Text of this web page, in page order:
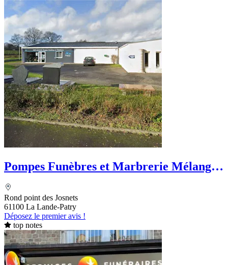
Pompes Funèbres et Marbrerie Mélanger
Rond point des Josnets
61100 La Lande-Patry
Déposez le premier avis !
top notes